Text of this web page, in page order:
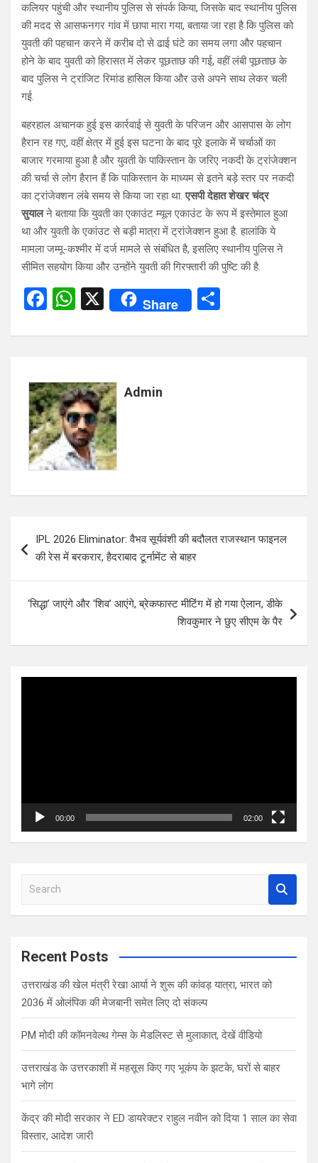
कलियर पहुंची और स्थानीय पुलिस से संपर्क किया, जिसके बाद स्थानीय पुलिस
की मदद से आसफनगर गांव में छापा मारा गया, बताया जा रहा है कि पुलिस को
युवती की पहचान करने में करीब दो से ढाई घंटे का समय लगा और पहचान
होने के बाद युवती को हिरासत में लेकर पूछताछ की गई, वहीं लंबी पूछताछ के
बाद पुलिस ने ट्रांजिट रिमांड हासिल किया और उसे अपने साथ लेकर चली
गई.
बहरहाल अचानक हुई इस कार्रवाई से युवती के परिजन और आसपास के लोग
हैरान रह गए, वहीं क्षेत्र में हुई इस घटना के बाद पूरे इलाके में चर्चाओं का
बाजार गरमाया हुआ है और युवती के पाकिस्तान के जरिए नकदी के ट्रांजेक्शन
की चर्चा से लोग हैरान हैं कि पाकिस्तान के माध्यम से इतने बड़े स्तर पर नकदी
का ट्रांजेक्शन लंबे समय से किया जा रहा था. एसपी देहात शेखर चंद्र
सुयालने बताया कि युवती का एकाउंट म्यूल एकाउंट के रूप में इस्तेमाल हुआ
था और युवती के एकांउट से बड़ी मात्रा में ट्रांजेक्शन हुआ है. हालांकि ये
मामला जम्मू-कश्मीर में दर्ज मामले से संबंधित है, इसलिए स्थानीय पुलिस ने
सीमित सहयोग किया और उन्होंने युवती की गिरफ्तारी की पुष्टि की है.
F
ce
o
o
k
W
at
A
p
p
X Share
ar
Admin
navigation
IPL 2026 Eliminator: वैभव सूर्यवंशी की बदौलत राजस्थान फाइनल
की रेस में बरकरार, हैदराबाद टूर्नामेंट से बाहर
‘सिद्धा’ जाएंगे और ‘शिव’ आएंगे, ब्रेकफास्ट मीटिंग में हो गया ऐलान, डीके
शिवकुमार ने छुए सीएम के पैर
00:00 02:00
a
c
Recent Posts
उत्तराखंड की खेल मंत्री रेखा आर्या ने शुरू की कांवड़ यात्रा, भारत को
2036 में ओलंपिक की मेजबानी समेत लिए दो संकल्प
PM मोदी की कॉमनवेल्थ गेम्स के मेडलिस्ट से मुलाकात, देखें वीडियो
उत्तराखंड के उत्तरकाशी में महसूस किए गए भूकंप के झटके, घरों से बाहर
भागे लोग
केंद्र की मोदी सरकार ने ED डायरेक्टर राहुल नवीन को दिया 1 साल का सेवा
विस्तार, आदेश जारी